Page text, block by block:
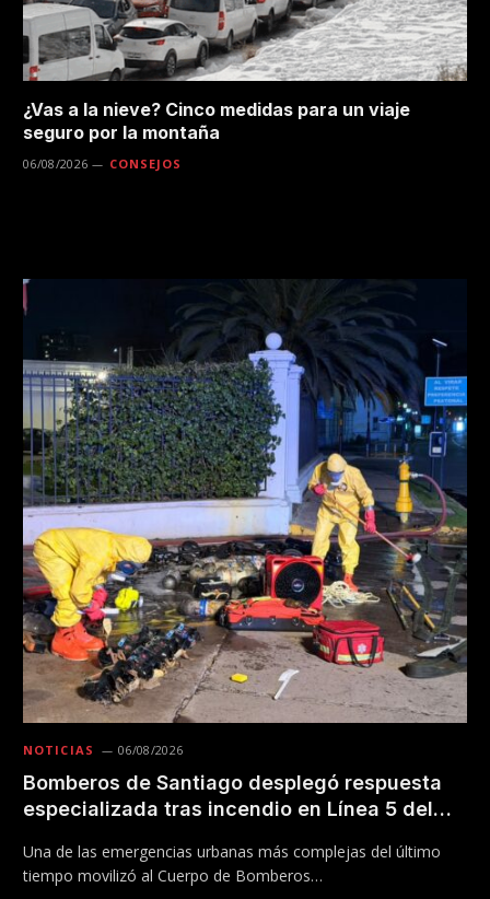
¿Vas a la nieve? Cinco medidas para un viaje
seguro por la montaña
06/08/2026 CONSEJOS
NOTICIAS 06/08/2026
Bomberos de Santiago desplegó respuesta
especializada tras incendio en Línea 5 del
Una de las emergencias urbanas más complejas del último
tiempo movilizó al Cuerpo de Bomberos…